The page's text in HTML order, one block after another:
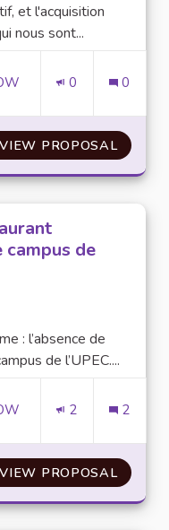
et l'acquisition
nous sont...
0 0
VIEW PROPOSALMISE
campus de
: l’absence de
de l’UPEC....
2 2
VIEW PROPOSAL